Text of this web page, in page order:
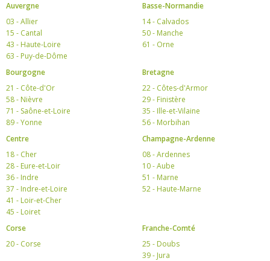
Auvergne
03 - Allier
15 - Cantal
43 - Haute-Loire
63 - Puy-de-Dôme
Basse-Normandie
14 - Calvados
50 - Manche
61 - Orne
Bourgogne
21 - Côte-d'Or
58 - Nièvre
71 - Saône-et-Loire
89 - Yonne
Bretagne
22 - Côtes-d'Armor
29 - Finistère
35 - Ille-et-Vilaine
56 - Morbihan
Centre
18 - Cher
28 - Eure-et-Loir
36 - Indre
37 - Indre-et-Loire
41 - Loir-et-Cher
45 - Loiret
Champagne-Ardenne
08 - Ardennes
10 - Aube
51 - Marne
52 - Haute-Marne
Corse
20 - Corse
Franche-Comté
25 - Doubs
39 - Jura